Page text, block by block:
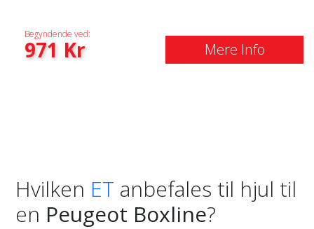
Begyndende ved:
971 Kr Mere Info
Hvilken ET anbefales til hjul til
en Peugeot Boxline?